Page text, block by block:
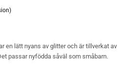
en lätt nyans av glitter och är tillverkat av
passar nyfödda såväl som småbarn.